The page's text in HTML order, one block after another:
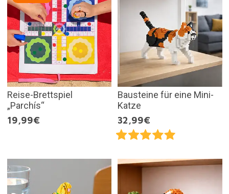
Reise-Brettspiel
„Parchís“
19,99€
Bausteine für eine Mini-
Katze
32,99€